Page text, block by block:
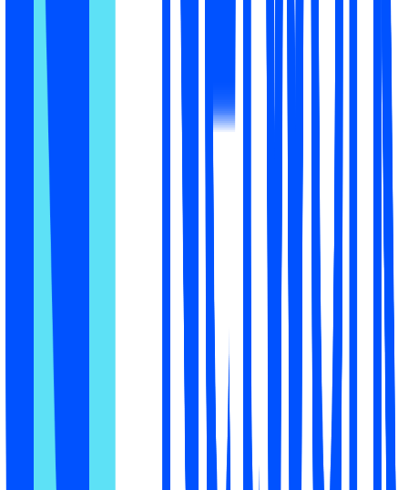
Как исправить
Критично
Бренд в заголовке
В вашем заголовке нет бренда, поэтому ИИ не может
понять, что вы продаёте именно тот товар, о котором
спрашивают.
Как исправить
Высоко
При AED 135 вы выше самого дешёвого источника,
поэтому в запросах дешевле ИИ склоняется к
конкурентам.
и ещё 5 приоритетных исправлений в вашем отчёте
Как работает Website Audit
Почему Mention Network
Создано для реселлеров Shopify, а
не для брендовых дашбордов